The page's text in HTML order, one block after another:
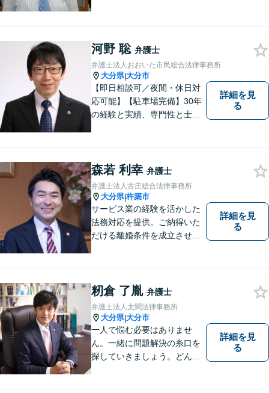
ービスを受けられるべく、社
会正義の実現のために最善を
尽くします。
河野 聡 弁護士
弁護士法人おおいた市民総合法律事務所
大分県|大分市
【即日相談可／夜間・休日対
応可能】【駐車場完備】30年
の経験と実績、専門性と士業
ニーズに応えます。常に市民
に身近で親しみやすい弁護士
であり続けます。
詳細を見
る
森若 利幸 弁護士
弁護士法人古庄総合法律事務所
大分県|杵築市
サービス業の経験を活かした
法務対応を提供。ご納得いた
だける離婚条件を成立させる
ます。【大分県に3拠点ある地
域密着型の事務所】【初回相
談無料】
詳細を見
る
籾倉 了胤 弁護士
弁護士法人太聞法律事務所
大分県|大分市
一人で悩む必要はありませ
ん。一緒に問題解決の糸口を
探していきましょう。どんな
詳細を見
る